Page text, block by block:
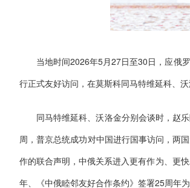
当地时间2026年5月27日至30日，应俄
行正式友好访问，在莫斯科同马特维延科、
同马特维延科、沃洛金分别会谈时，赵
周，普京总统成功对中国进行国事访问，两
作的联合声明，中俄关系进入更有作为、更
年、《中俄睦邻友好合作条约》签署25周年